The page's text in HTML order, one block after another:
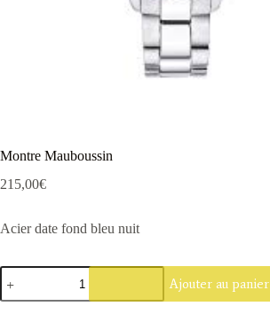
Montre Mauboussin
215,00€
Acier date fond bleu nuit
quantité
de
Montre
Ajouter au panier